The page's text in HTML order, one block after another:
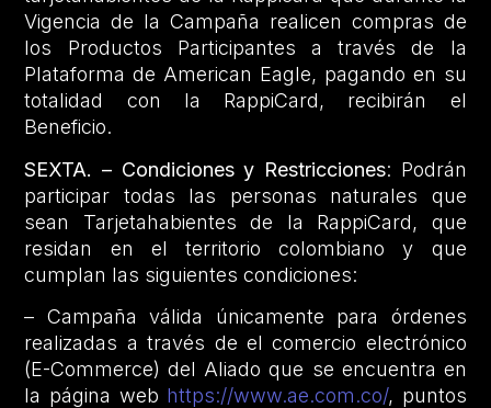
Vigencia de la Campaña realicen compras de
los Productos Participantes a través de la
Plataforma de American Eagle, pagando en su
totalidad con la RappiCard, recibirán el
Beneficio.
SEXTA. – Condiciones y Restricciones: Podrán
participar todas las personas naturales que
sean Tarjetahabientes de la RappiCard, que
residan en el territorio colombiano y que
cumplan las siguientes condiciones:
– Campaña válida únicamente para órdenes
realizadas a través de el comercio electrónico
(E-Commerce) del Aliado que se encuentra en
la página web https://www.ae.com.co/, puntos